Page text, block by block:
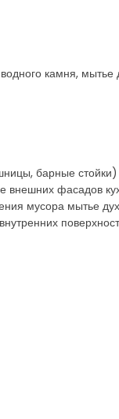
камня,
барные
фасадов
мусора мытье